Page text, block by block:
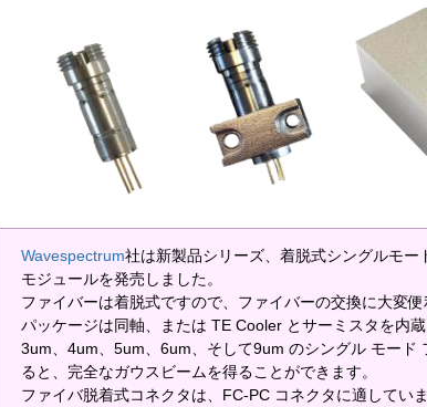
Wavespectrum社は新製品シリーズ、着脱式シングルモー
モジュールを発売しました。
ファイバーは着脱式ですので、ファイバーの交換に大変
パッケージは同軸、または TE Cooler とサーミスタを内
3um、4um、5um、6um、そして9um のシングル モード
ると、完全なガウスビームを得ることができます。
ファイバ脱着式コネクタは、FC-PC コネクタに適してい